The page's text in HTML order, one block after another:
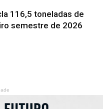
116,5 toneladas de
semestre de 2026